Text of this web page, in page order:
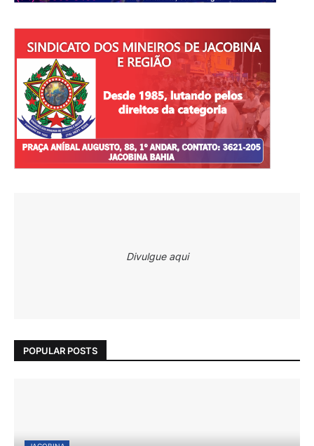
Divulgue aqui
POPULAR POSTS